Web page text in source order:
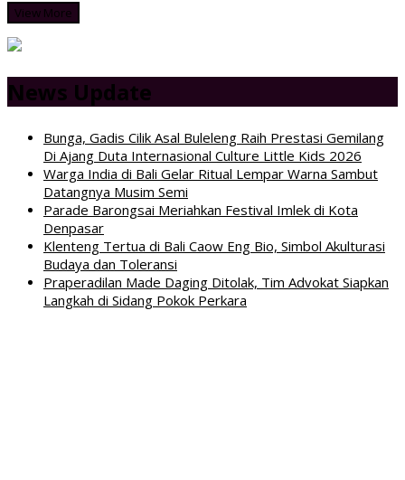
View More
News Update
Bunga, Gadis Cilik Asal Buleleng Raih Prestasi Gemilang
Di Ajang Duta Internasional Culture Little Kids 2026
Warga India di Bali Gelar Ritual Lempar Warna Sambut
Datangnya Musim Semi
Parade Barongsai Meriahkan Festival Imlek di Kota
Denpasar
Klenteng Tertua di Bali Caow Eng Bio, Simbol Akulturasi
Budaya dan Toleransi
Praperadilan Made Daging Ditolak, Tim Advokat Siapkan
Langkah di Sidang Pokok Perkara